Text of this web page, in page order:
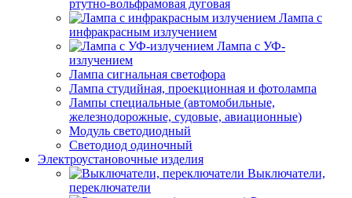
ртутно-вольфрамовая дуговая
Лампа с
инфракрасным излучением
Лампа с УФ-
излучением
Лампа сигнальная светофора
Лампа студийная, проекционная и фотолампа
Лампы специальные (автомобильные,
железнодорожные, судовые, авиационные)
Модуль светодиодный
Светодиод одиночный
Электроустановочные изделия
Выключатели,
переключатели